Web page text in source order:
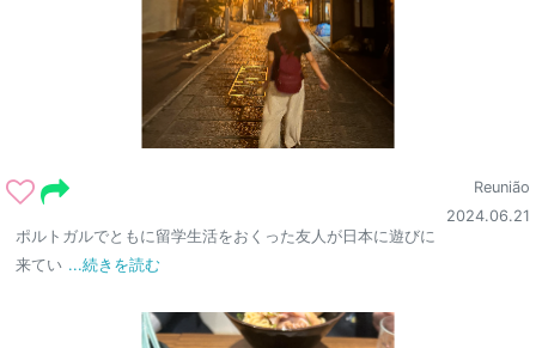
Reunião
2024.06.21
ポルトガルでともに留学生活をおくった友人が日本に遊びに
来てい ...続きを読む